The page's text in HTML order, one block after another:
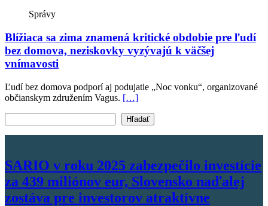
Správy
Blížiaca sa zima znamená kritické obdobie pre ľudí
bez domova, neziskovky vyzývajú k väčšej
vnímavosti
Ľudí bez domova podporí aj podujatie „Noc vonku“, organizované
občianskym združením Vagus. […]
Hľadať
SARIO v roku 2025 zabezpečilo investície
za 439 miliónov eur, Slovensko naďalej
zostáva pre investorov atraktívne